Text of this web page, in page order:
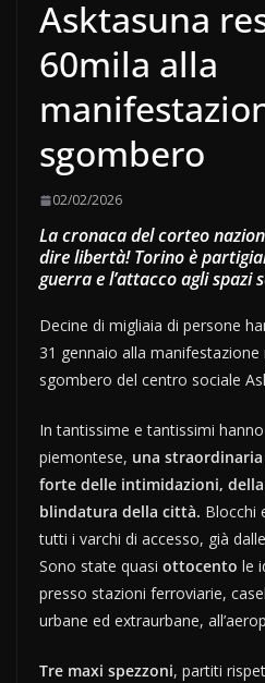
Asktasuna
60mila alla
sgombero
02/02/2026
La cronaca del corteo
dire libertà! Torino è
guerra e l’attacco agli spazi
Decine di migliaia di persone
31 gennaio alla
sgombero del centro sociale
In tantissime e tantissimi
piemontese, una
forte delle intimidazioni,
blindatura della città. Blocchi
tutti i varchi di accesso, già
Sono state quasi ottocento le
presso stazioni ferroviarie,
urbane ed extraurbane,
Tre maxi spezzoni, partiti